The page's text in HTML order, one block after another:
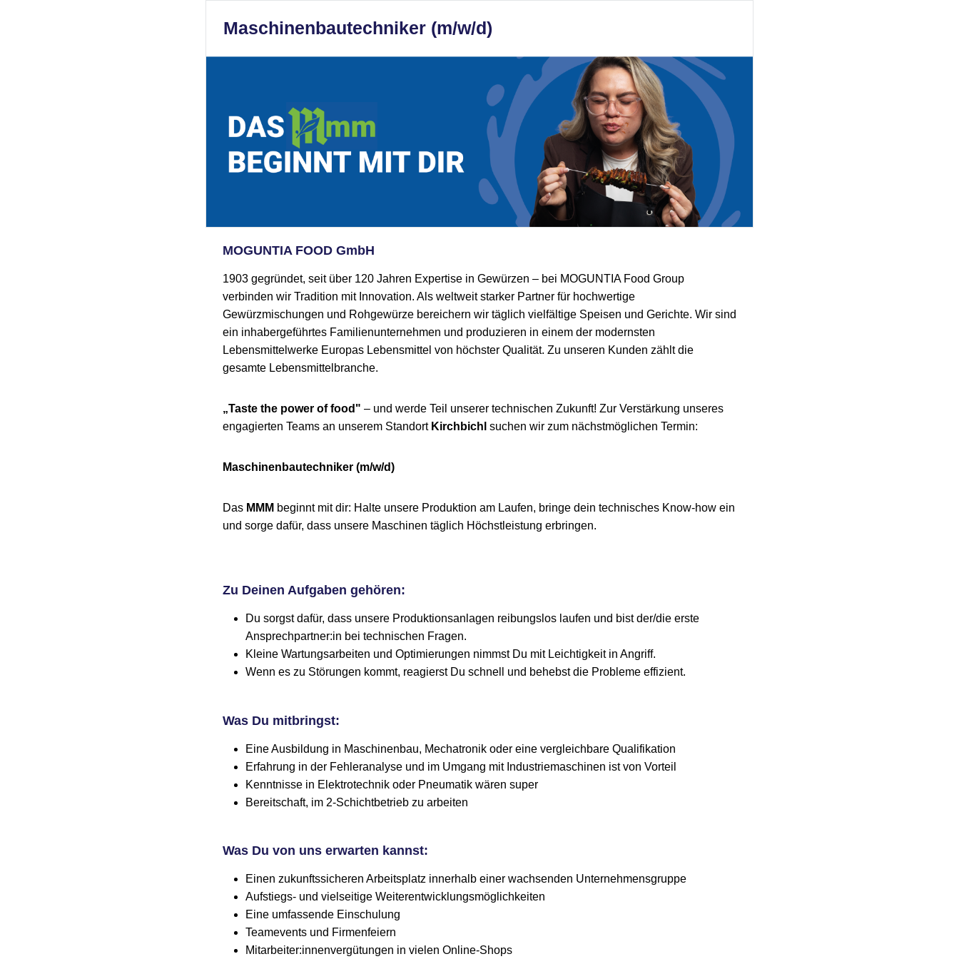
Maschinenbautechniker (m/w/d)
MOGUNTIA FOOD GmbH
1903 gegründet, seit über 120 Jahren Expertise in Gewürzen – bei MOGUNTIA Food Group
verbinden wir Tradition mit Innovation. Als weltweit starker Partner für hochwertige
Gewürzmischungen und Rohgewürze bereichern wir täglich vielfältige Speisen und Gerichte. Wir sind
ein inhabergeführtes Familienunternehmen und produzieren in einem der modernsten
Lebensmittelwerke Europas Lebensmittel von höchster Qualität. Zu unseren Kunden zählt die
gesamte Lebensmittelbranche.
„Taste the power of food" – und werde Teil unserer technischen Zukunft! Zur Verstärkung unseres
engagierten Teams an unserem Standort Kirchbichl suchen wir zum nächstmöglichen Termin:
Maschinenbautechniker (m/w/d)
Das MMM beginnt mit dir: Halte unsere Produktion am Laufen, bringe dein technisches Know-how ein
und sorge dafür, dass unsere Maschinen täglich Höchstleistung erbringen.
Zu Deinen Aufgaben gehören:
Du sorgst dafür, dass unsere Produktionsanlagen reibungslos laufen und bist der/die erste
Ansprechpartner:in bei technischen Fragen.
Kleine Wartungsarbeiten und Optimierungen nimmst Du mit Leichtigkeit in Angriff.
Wenn es zu Störungen kommt, reagierst Du schnell und behebst die Probleme effizient.
Was Du mitbringst:
Eine Ausbildung in Maschinenbau, Mechatronik oder eine vergleichbare Qualifikation
Erfahrung in der Fehleranalyse und im Umgang mit Industriemaschinen ist von Vorteil
Kenntnisse in Elektrotechnik oder Pneumatik wären super
Bereitschaft, im 2-Schichtbetrieb zu arbeiten
Was Du von uns erwarten kannst:
Einen zukunftssicheren Arbeitsplatz innerhalb einer wachsenden Unternehmensgruppe
Aufstiegs- und vielseitige Weiterentwicklungsmöglichkeiten
Eine umfassende Einschulung
Teamevents und Firmenfeiern
Mitarbeiter:innenvergütungen in vielen Online-Shops